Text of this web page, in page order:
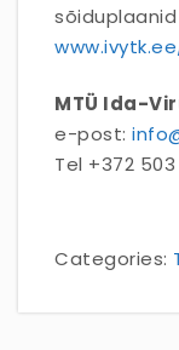
sõiduplaanid
MTÜ Ida-
e-post:
Tel +372 503
Categories: